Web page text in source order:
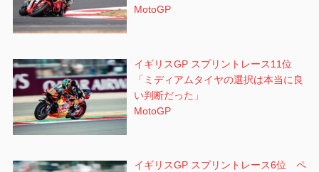
MotoGP
イギリスGP スプリントレース11位
「ミディアムタイヤの選択は本当に良
い判断だった」
MotoGP
イギリスGP スプリントレース6位 ペ